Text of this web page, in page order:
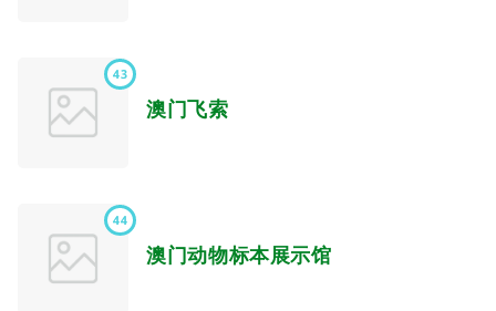
43
澳门飞索
44
澳门动物标本展示馆